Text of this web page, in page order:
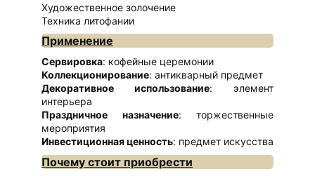
Художественное золочение
Техника литофании
Применение
Сервировка: кофейные церемонии
Коллекционирование: антикварный предмет
Декоративное использование: элемент
интерьера
Праздничное назначение: торжественные
мероприятия
Инвестиционная ценность: предмет искусства
Почему стоит приобрести